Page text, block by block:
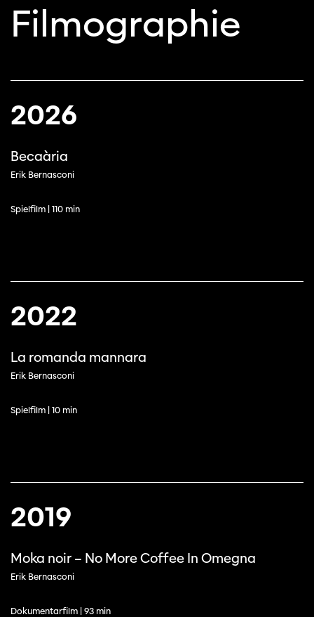
Filmographie
2026
Becaària
Erik Bernasconi
Spielfilm | 110 min
2022
La romanda mannara
Erik Bernasconi
Spielfilm | 10 min
2019
Moka noir – No More Coffee In Omegna
Erik Bernasconi
Dokumentarfilm | 93 min